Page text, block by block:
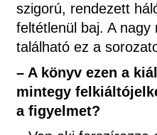
szigorú, rendezett
feltétlenül baj. A
található ez a
– A könyv ezen a
mintegy
a figyelmet?